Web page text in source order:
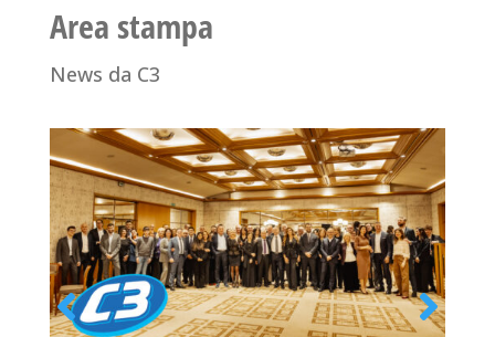
Area stampa
News da C3